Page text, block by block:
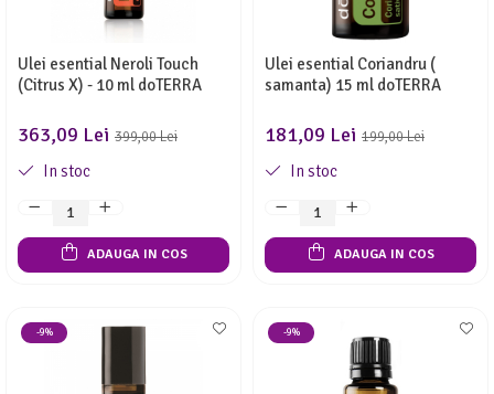
Ulei esential Neroli Touch
(Citrus X) - 10 ml doTERRA
399,00 Lei
363,09 Lei
In stoc
ADAUGA IN COS
Ulei esential Coriandru (
samanta) 15 ml doTERRA
199,00 Lei
181,09 Lei
In stoc
ADAUGA IN COS
-9% -9%